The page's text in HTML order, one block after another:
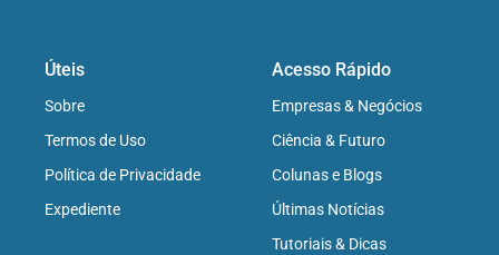
Úteis
Sobre
Termos de Uso
Política de Privacidade
Expediente
Acesso Rápido
Empresas & Negócios
Ciência & Futuro
Colunas e Blogs
Últimas Notícias
Tutoriais & Dicas